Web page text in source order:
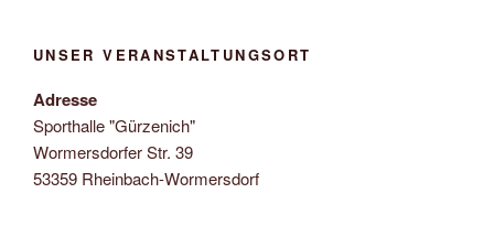
UNSER VERANSTALTUNGSORT
Adresse
Sporthalle "Gürzenich"
Wormersdorfer Str. 39
53359 Rheinbach-Wormersdorf